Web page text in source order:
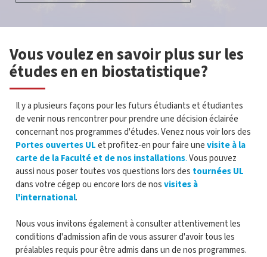
Vous voulez en savoir plus sur les
études en en biostatistique?
Il y a plusieurs façons pour les futurs étudiants et étudiantes
de venir nous rencontrer pour prendre une décision éclairée
concernant nos programmes d'études. Venez nous voir lors des
Portes ouvertes UL et profitez-en pour faire une visite à la
carte de la Faculté et de nos installations. Vous pouvez
aussi nous poser toutes vos questions lors des tournées UL
dans votre cégep ou encore lors de nos visites à
l'international.
Nous vous invitons également à consulter attentivement les
conditions d'admission afin de vous assurer d'avoir tous les
préalables requis pour être admis dans un de nos programmes.